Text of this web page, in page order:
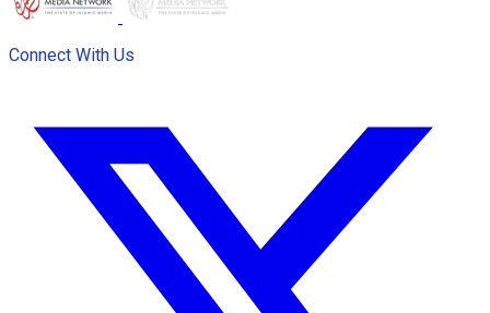
Connect With Us